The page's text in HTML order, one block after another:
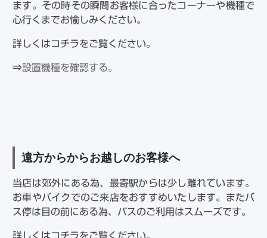
ます。その時その瞬間お客様に合ったコーナーや機種で
心行くまでお愉しみください。
詳しくはコチラをご覧ください。
⇒設置機種を確認する。
遠方からからお越しのお客様へ
当店は郊外にある為、最寄駅からは少し離れています。
お車やバイクでのご来店をおすすめいたします。またバ
ス停は目の前にある為、バスのご利用はスムーズです。
詳しくはコチラをご覧ください。